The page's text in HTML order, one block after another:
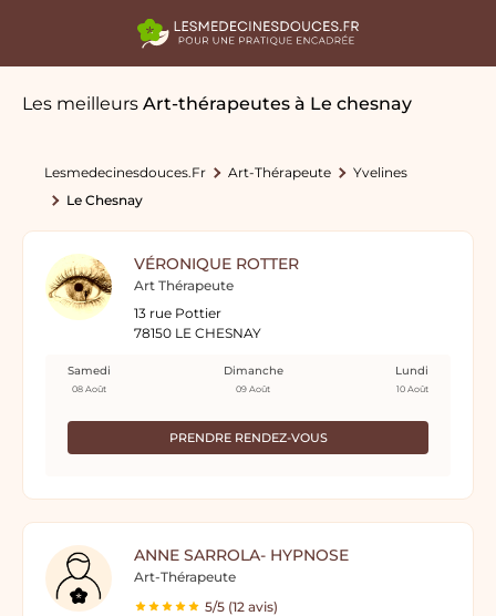
Les meilleurs Art-thérapeutes à Le chesnay
Lesmedecinesdouces.fr Art-Thérapeute
Yvelines
Le Chesnay
VÉRONIQUE ROTTER
Art Thérapeute
13 rue Pottier
78150 LE CHESNAY
PRENDRE RENDEZ-VOUS
Samedi
08 Août
Dimanche
09 Août
Lundi
10 Août
ANNE SARROLA- HYPNOSE
Art-Thérapeute
5/5 (12 avis)